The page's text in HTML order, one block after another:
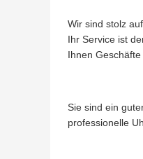
Wir sind stolz
Ihr Service ist
Ihnen
Sie sind ein
professionelle